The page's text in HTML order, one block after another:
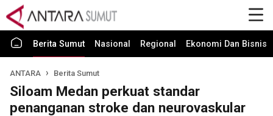
Berita Sumut Nasional Regional Ekonomi Dan Bisnis
ANTARA Berita Sumut
Siloam Medan perkuat standar
penanganan stroke dan neurovaskular